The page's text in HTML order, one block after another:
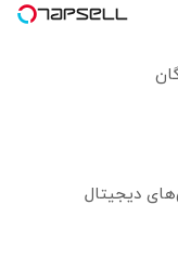
دیجیتال